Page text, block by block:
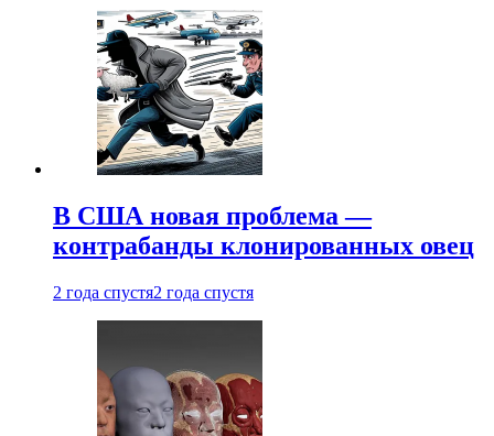
В США новая проблема —
контрабанды клонированных овец
2 года спустя2 года спустя